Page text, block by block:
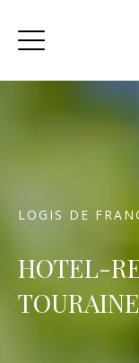
LOGIS DE
HOTEL-
TOURAINE